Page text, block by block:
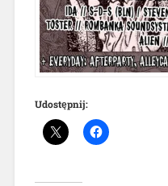
Udostępnij: